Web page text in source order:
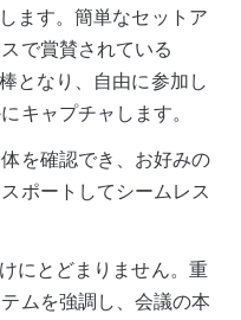
ます。簡単なセットア
で賞賛されている
となり、自由に参加し
キャプチャします。
を確認でき、お好みの
ポートしてシームレス
にとどまりません。重
ムを強調し、会議の本